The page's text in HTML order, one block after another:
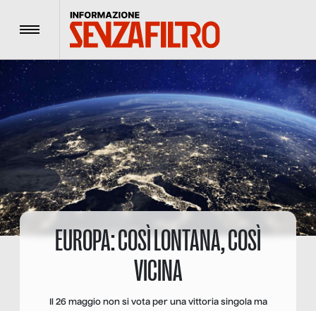
Menu
EUROPA: COSÌ LONTANA, COSÌ
VICINA
Il 26 maggio non si vota per una vittoria singola ma